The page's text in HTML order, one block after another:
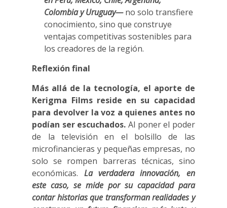
Colombia y Uruguay—no solo transfiere
conocimiento, sino que construye
ventajas competitivas sostenibles para
los creadores de la región.
Reflexión final
Más allá de la tecnología, el aporte de
Kerigma Films reside en su capacidad
para devolver la voz a quienes antes no
podían ser escuchados. Al poner el poder
de la televisión en el bolsillo de las
microfinancieras y pequeñas empresas, no
solo se rompen barreras técnicas, sino
económicas. La verdadera innovación, en
este caso, se mide por su capacidad para
contar historias que transforman realidades y